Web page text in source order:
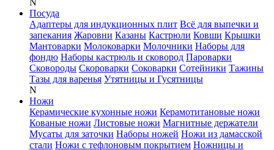
N
Посуда
Адаптеры для индукционных плит Всё для выпечки и
запекания Жаровни Казаны Кастрюли Ковши Крышки
Мантоварки Молоковарки Молочники Наборы для
фондю Наборы кастрюль и сковород Пароварки
Сковороды Скороварки Соковарки Сотейники Тажины
Тазы для варенья Утятницы и Гусятницы
N
Ножи
Керамические кухонные ножи Керамотитановые ножи
Кованые ножи Листовые ножи Магнитные держатели
Мусаты для заточки Наборы ножей Ножи из дамасской
стали Ножи с тефлоновым покрытием Ножницы и